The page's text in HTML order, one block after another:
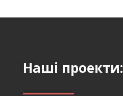
Наші проекти: